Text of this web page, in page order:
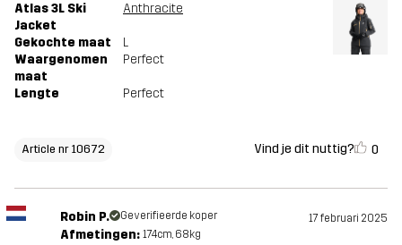
Atlas 3L Ski
Jacket
Anthracite
Gekochte maat
L
Waargenomen
maat
Perfect
Lengte Perfect
Article nr 10672 Vind je dit nuttig? 0
Robin P. Geverifieerde koper 17 februari 2025
Afmetingen: 174cm, 68kg